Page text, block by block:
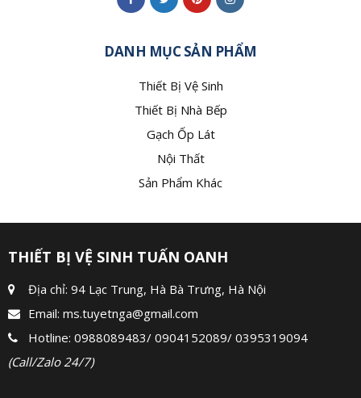
DANH MỤC SẢN PHẨM
Thiết Bị Vệ Sinh
Thiết Bị Nhà Bếp
Gạch Ốp Lát
Nội Thất
Sản Phẩm Khác
THIẾT BỊ VỆ SINH TUẤN OANH
Địa chỉ: 94 Lạc Trung, Hà Bà Trưng, Hà Nội
Email: ms.tuyetnga@gmail.com
Hotline: 0988089483/ 0904152089/ 0395319094
(Call/Zalo 24/7)